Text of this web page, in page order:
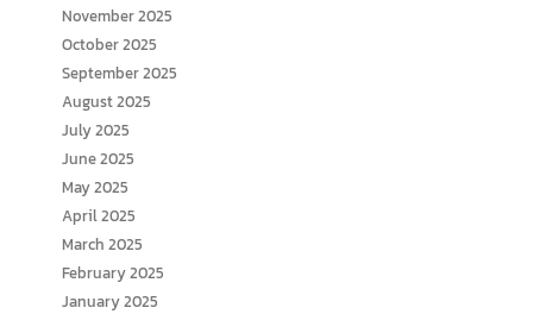
November 2025
October 2025
September 2025
August 2025
July 2025
June 2025
May 2025
April 2025
March 2025
February 2025
January 2025